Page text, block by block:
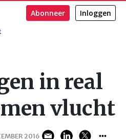
Abonneer Inloggen
in real
vlucht
2016